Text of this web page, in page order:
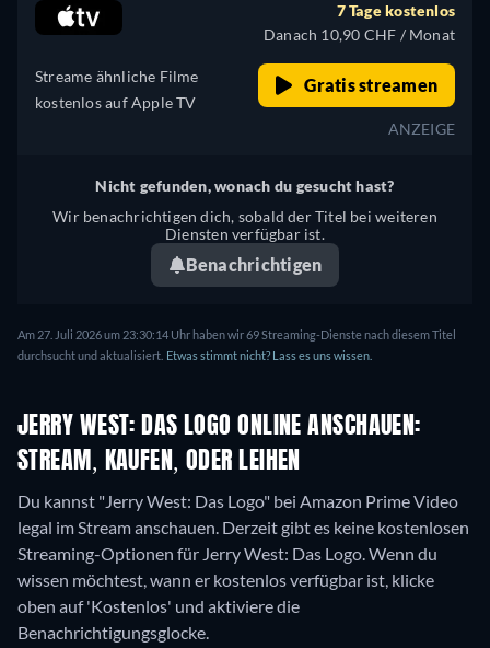
Streame ähnliche Filme
kostenlos auf Apple TV
7 Tage kostenlos
Danach 10,90 CHF / Monat
Gratis streamen
ANZEIGE
Nicht gefunden, wonach du gesucht hast?
Wir benachrichtigen dich, sobald der Titel bei weiteren
Diensten verfügbar ist.
Benachrichtigen
Am 27. Juli 2026 um 23:30:14 Uhr haben wir 69 Streaming-Dienste nach diesem Titel
durchsucht und aktualisiert. Etwas stimmt nicht? Lass es uns wissen.
JERRY WEST: DAS LOGO ONLINE ANSCHAUEN:
STREAM, KAUFEN, ODER LEIHEN
Du kannst "Jerry West: Das Logo" bei Amazon Prime Video
legal im Stream anschauen. Derzeit gibt es keine kostenlosen
Streaming-Optionen für Jerry West: Das Logo. Wenn du
wissen möchtest, wann er kostenlos verfügbar ist, klicke
oben auf 'Kostenlos' und aktiviere die
Benachrichtigungsglocke.